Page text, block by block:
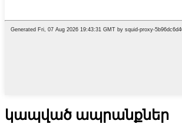
կապված ապրանքներ